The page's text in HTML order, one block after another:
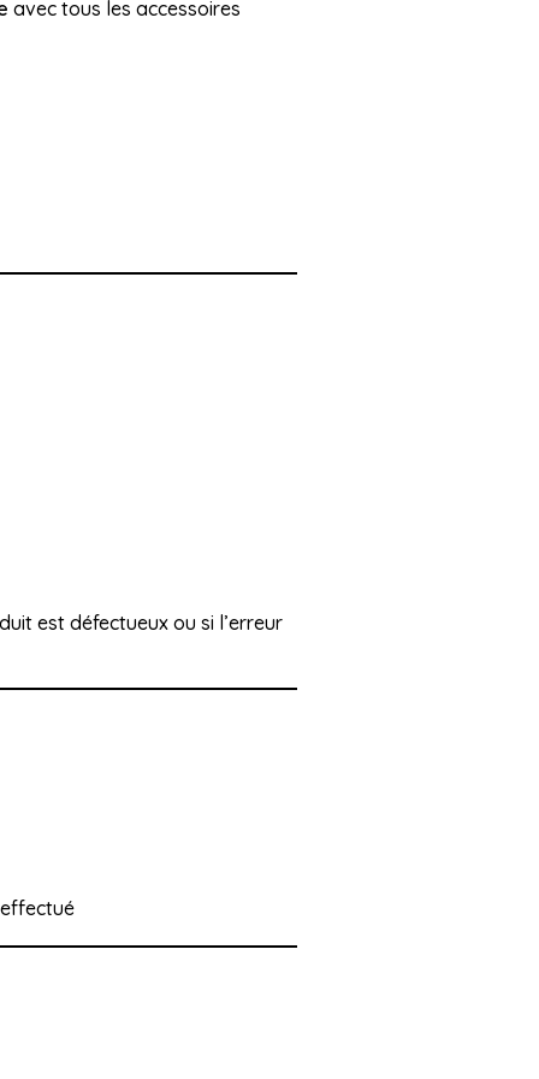
avec tous les accessoires
est défectueux ou si l’erreur